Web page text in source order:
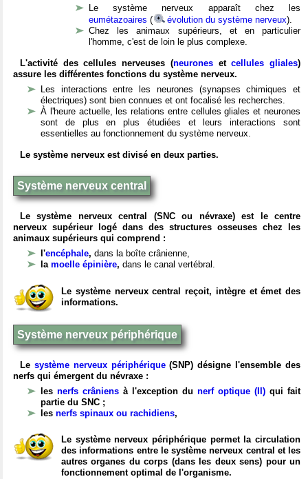
Le système nerveux apparaît chez les
eumétazoaires ( évolution du système nerveux).
Chez les animaux supérieurs, et en particulier
l'homme, c'est de loin le plus complexe.
L'activité des cellules nerveuses (neuronesetcellules gliales)
assure les différentes fonctions du système nerveux.
Les interactions entre les neurones (synapses chimiques et
électriques) sont bien connues et ont focalisé les recherches.
À l'heure actuelle, les relations entre cellules gliales et neurones
sont de plus en plus étudiées et leurs interactions sont
essentielles au fonctionnement du système nerveux.
Le système nerveux est divisé en deux parties.
Système nerveux central
Le système nerveux central (SNC ou névraxe) est le centre
nerveux supérieur logé dans des structures osseuses chez les
animaux supérieurs qui comprend :
l'encéphale, dans la boîte crânienne,
la moelle épinière, dans le canal vertébral.
Le système nerveux central reçoit, intègre et émet des
informations.
Système nerveux périphérique
Le système nerveux périphérique(SNP) désigne l'ensemble des
nerfs qui émergent du névraxe :
les nerfs crâniens à l'exception du nerf optique (II) qui fait
partie du SNC ;
les nerfs spinaux ou rachidiens,
Le système nerveux périphérique permet la circulation
des informations entre le système nerveux central et les
autres organes du corps (dans les deux sens) pour un
fonctionnement optimal de l'organisme.